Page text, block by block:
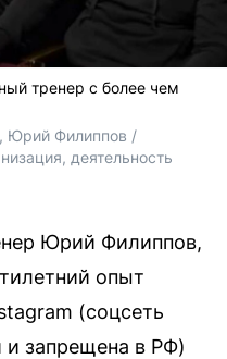
тренер с более чем
Юрий Филиппов /
деятельность
Юрий Филиппов,
опыт
(соцсеть
и запрещена в РФ)